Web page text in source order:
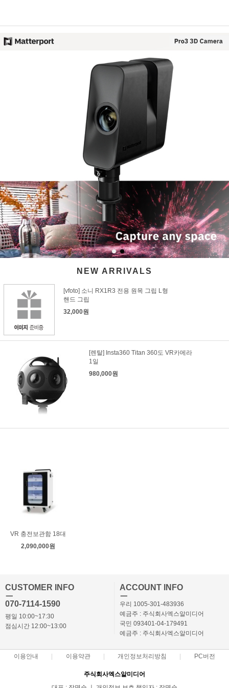
NEW ARRIVALS
[vfoto] 소니 RX1R3 전용 원목 그립 L형
핸드 그립
32,000원
[렌탈] Insta360 Titan 360도 VR카메라
1일
980,000원
VR 충전보관함 18대
2,090,000원
CUSTOMER INFO
ㅡ
070-7114-1590
평일 10:00~17:30
점심시간 12:00~13:00
ACCOUNT INFO
ㅡ
우리 1005-301-483936
예금주 : 주식회사엑스알미디어
국민 093401-04-179491
예금주 : 주식회사엑스알미디어
이용안내 이용약관 개인정보처리방침 PC버전
주식회사엑스알미디어